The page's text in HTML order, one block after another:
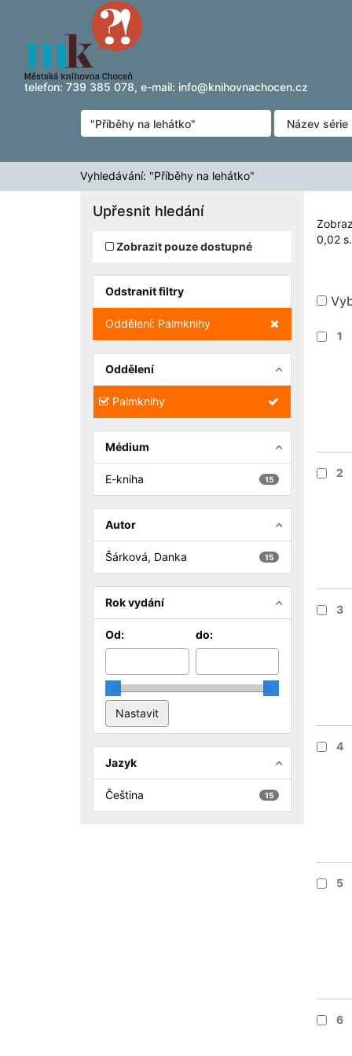
Zobrazuji výsledky1 - 15z
Přeskočit na obsah
telefon: 739 385 078, e-mail: info@knihovnachocen.cz
Vyhledávání: "Příběhy na lehátko"
0,02 s.
1
2
3
4
5
6
Upřesnit hledání
Zobrazit pouze dostupné
Odstranit filtry
Zrušit filtr
Oddělení: Palmknihy
Oddělení
Palmknihy
Médium
15
E-kniha
Autor
15
Šárková, Danka
Rok vydání
Od: do:
Jazyk
15
Čeština